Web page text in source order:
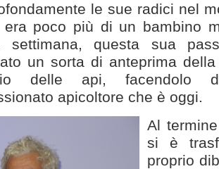
le sue radici nel
era poco più di un bambino
settimana, questa sua
un sorta di anteprima
delle api, facendolo
apicoltore che è oggi.
Al
si è
proprio